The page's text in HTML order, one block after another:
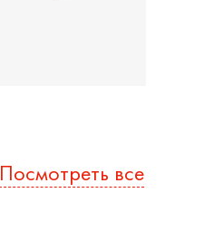
Посмотреть все